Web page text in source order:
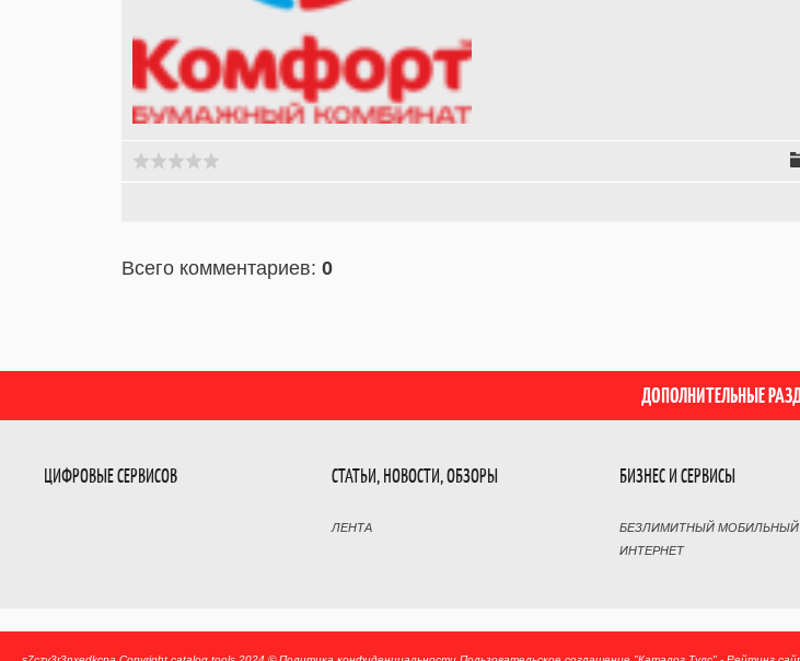
Всего комментариев: 0
ДОПОЛНИТЕЛЬНЫЕ
ЦИФРОВЫЕ СЕРВИСОВ СТАТЬИ, НОВОСТИ, ОБЗОРЫ
ЛЕНТА
БИЗНЕС И СЕРВИСЫ
БЕЗЛИМИТНЫЙ МОБИЛЬНЫЙ
ИНТЕРНЕТ